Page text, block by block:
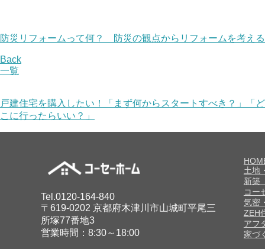
防災リフォームって何？ 防災の観点からリフォームを考える
Back
一覧
戸建住宅を購入したい！「まず何からスタートすべき？」「ど
こに行ったらいい？」
Tel.0120-164-840
〒619-0202 京都府木津川市山城町平尾三
所塚77番地3
営業時間：8:30～18:00
土地
新築
コー
気密
ZEH
アフ
家づ